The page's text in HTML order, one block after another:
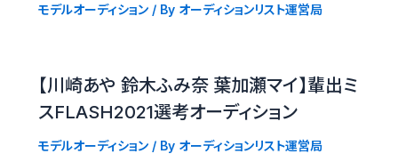
モデルオーディション/ By オーディションリスト運営局
【川崎あや 鈴木ふみ奈 葉加瀬マイ】輩出ミ
スFLASH2021選考オーディション
モデルオーディション/ By オーディションリスト運営局